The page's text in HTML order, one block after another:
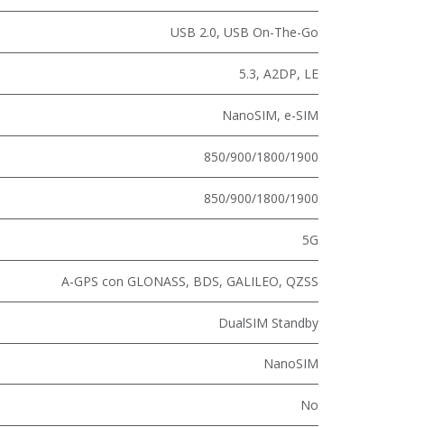
USB 2.0, USB On-The-Go
5.3, A2DP, LE
NanoSIM, e-SIM
850/900/1800/1900
850/900/1800/1900
5G
A-GPS con GLONASS, BDS, GALILEO, QZSS
DualSIM Standby
NanoSIM
No